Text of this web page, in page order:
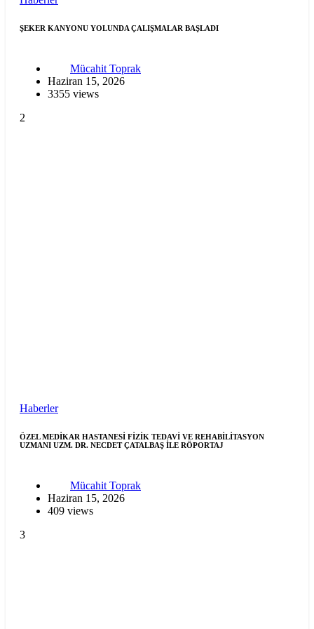
ŞEKER KANYONU YOLUNDA ÇALIŞMALAR BAŞLADI
Mücahit Toprak
Haziran 15, 2026
3355 views
2
Haberler
ÖZEL MEDİKAR HASTANESİ FİZİK TEDAVİ VE REHABİLİTASYON
UZMANI UZM. DR. NECDET ÇATALBAŞ İLE RÖPORTAJ
Mücahit Toprak
Haziran 15, 2026
409 views
3